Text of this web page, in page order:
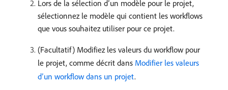
Lors de la sélection d’un modèle pour le projet,
sélectionnez le modèle qui contient les workflows
que vous souhaitez utiliser pour ce projet.
(Facultatif) Modifiez les valeurs du workflow pour
le projet, comme décrit dans Modifier les valeurs
d’un workflow dans un projet.